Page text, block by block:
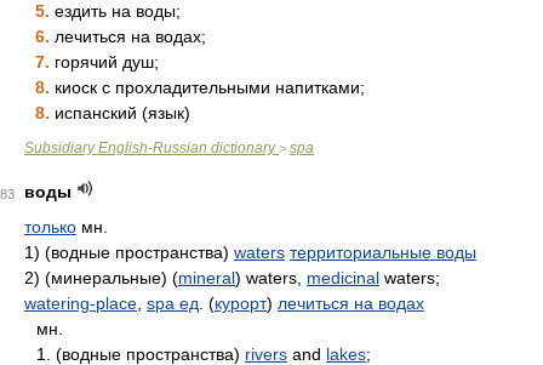
5. ездить на воды;
6. лечиться на водах;
7. горячий душ;
8. киоск с прохладительными напитками;
8. испанский (язык)
Subsidiary English-Russian dictionary> spa
83
воды
только мн.
1) (водные пространства) waters территориальные воды
2) (минеральные) (mineral) waters, medicinal waters;
watering-place spa ед . (курорт) лечиться на водах
мн.
1. (водные пространства) rivers and lakes;